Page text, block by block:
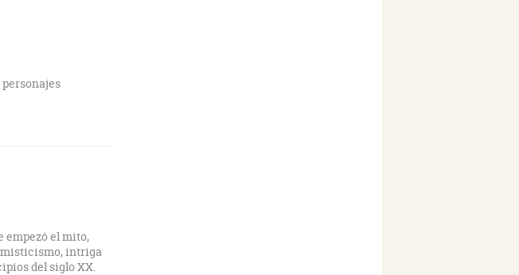
desconocido,
se puedan
junto a
trágicas,
empezó el mito,
misticismo, intriga
del siglo XX.